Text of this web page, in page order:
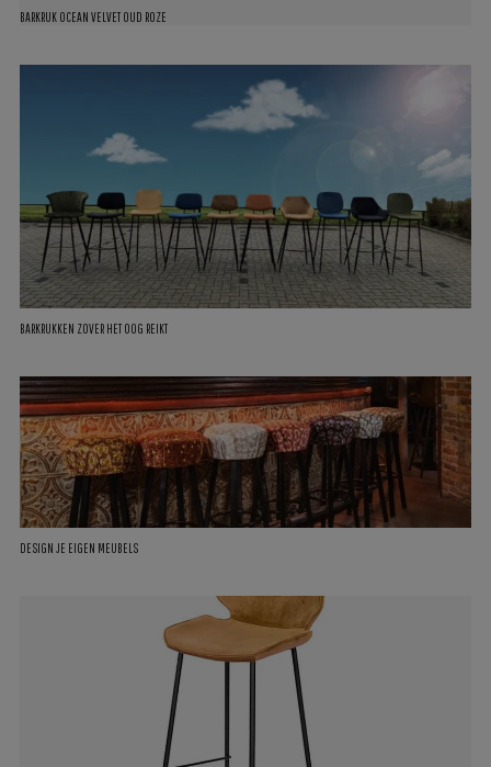
BARKRUK OCEAN VELVET OUD ROZE
BARKRUKKEN ZOVER HET OOG REIKT
DESIGN JE EIGEN MEUBELS